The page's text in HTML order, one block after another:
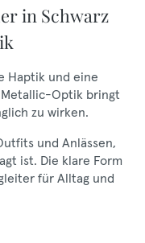
in Schwarz
Haptik und eine
Optik bringt
zu wirken.
und Anlässen,
ist. Die klare Form
für Alltag und